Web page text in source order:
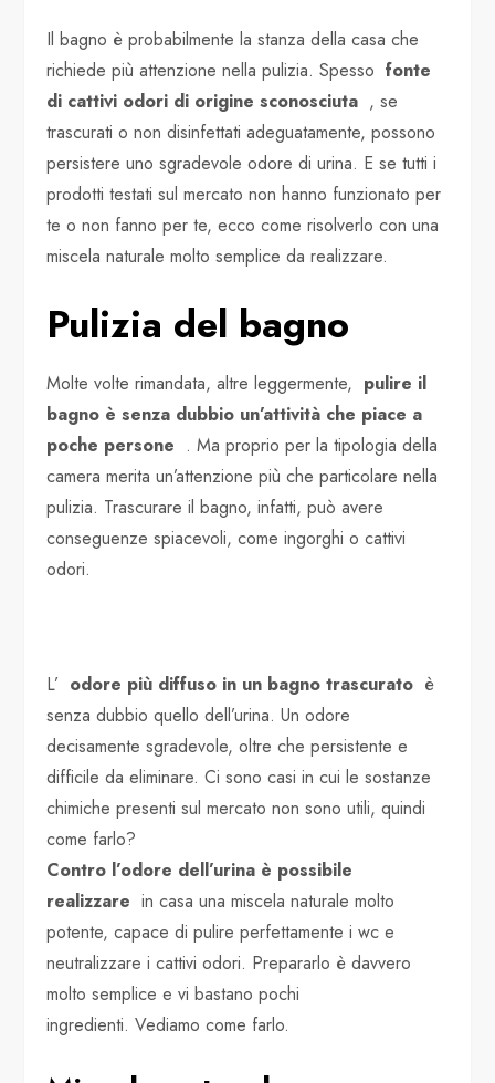
Il bagno è probabilmente la stanza della casa che
richiede più attenzione nella pulizia. Spessofonte
di cattivi odori di origine sconosciuta , se
trascurati o non disinfettati adeguatamente, possono
persistere uno sgradevole odore di urina. E se tutti i
prodotti testati sul mercato non hanno funzionato per
te o non fanno per te, ecco come risolverlo con una
miscela naturale molto semplice da realizzare.
Pulizia del bagno
Molte volte rimandata, altre leggermente, pulire il
bagno è senza dubbio un’attività che piace a
poche persone . Ma proprio per la tipologia della
camera merita un’attenzione più che particolare nella
pulizia. Trascurare il bagno, infatti, può avere
conseguenze spiacevoli, come ingorghi o cattivi
odori.
L’ odore più diffuso in un bagno trascurato è
senza dubbio quello dell’urina. Un odore
decisamente sgradevole, oltre che persistente e
difficile da eliminare. Ci sono casi in cui le sostanze
chimiche presenti sul mercato non sono utili, quindi
come farlo?
Contro l’odore dell’urina è possibile
realizzare in casa una miscela naturale molto
potente, capace di pulire perfettamente i wc e
neutralizzare i cattivi odori. Prepararlo è davvero
molto semplice e vi bastano pochi
ingredienti. Vediamo come farlo.